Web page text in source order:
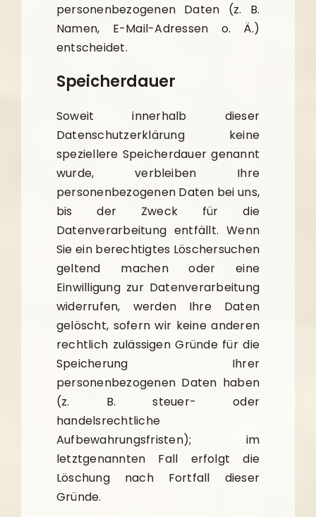
personenbezogenen Daten (z. B.
Namen, E-Mail-Adressen o. Ä.)
entscheidet.
Speicherdauer
Soweit innerhalb dieser
Datenschutzerklärung keine
speziellere Speicherdauer genannt
wurde, verbleiben Ihre
personenbezogenen Daten bei uns,
bis der Zweck für die
Datenverarbeitung entfällt. Wenn
Sie ein berechtigtes Löschersuchen
geltend machen oder eine
Einwilligung zur Datenverarbeitung
widerrufen, werden Ihre Daten
gelöscht, sofern wir keine anderen
rechtlich zulässigen Gründe für die
Speicherung Ihrer
personenbezogenen Daten haben
(z. B. steuer- oder
handelsrechtliche
Aufbewahrungsfristen); im
letztgenannten Fall erfolgt die
Löschung nach Fortfall dieser
Gründe.